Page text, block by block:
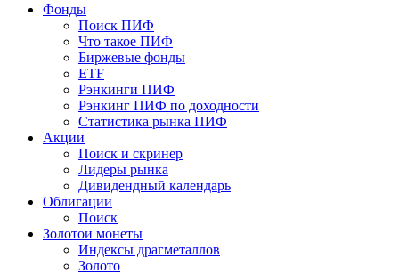
Фонды
Поиск ПИФ
Что такое ПИФ
Биржевые фонды
ETF
Рэнкинги ПИФ
Рэнкинг ПИФ по доходности
Статистика рынка ПИФ
Акции
Поиск и скринер
Лидеры рынка
Дивидендный календарь
Облигации
Поиск
Золотои монеты
Индексы драгметаллов
Золото